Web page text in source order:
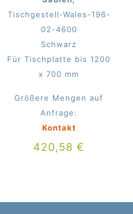
Tischgestell-Wales-196-
02-4600
Schwarz
Für Tischplatte bis 1200
x 700 mm
Größere Mengen auf
Anfrage:
Kontakt
420,58€